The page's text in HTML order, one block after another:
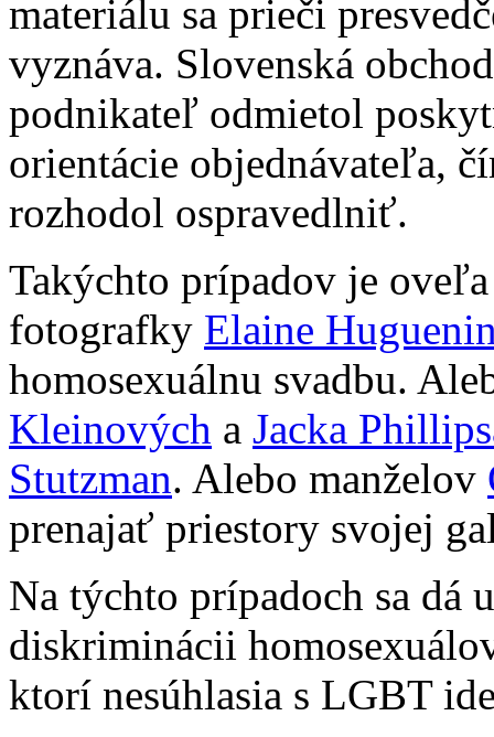
materiálu sa prieči
vyznáva. Slovenská
podnikateľ odmietol
orientácie objednávateľa,
rozhodol ospravedlniť.
Takýchto prípadov je
fotografky Elaine
homosexuálnu svadbu.
Kleinových a Jacka
Stutzman. Alebo manželov
prenajať priestory svojej
Na týchto prípadoch sa dá
diskriminácii
ktorí nesúhlasia s LGBT